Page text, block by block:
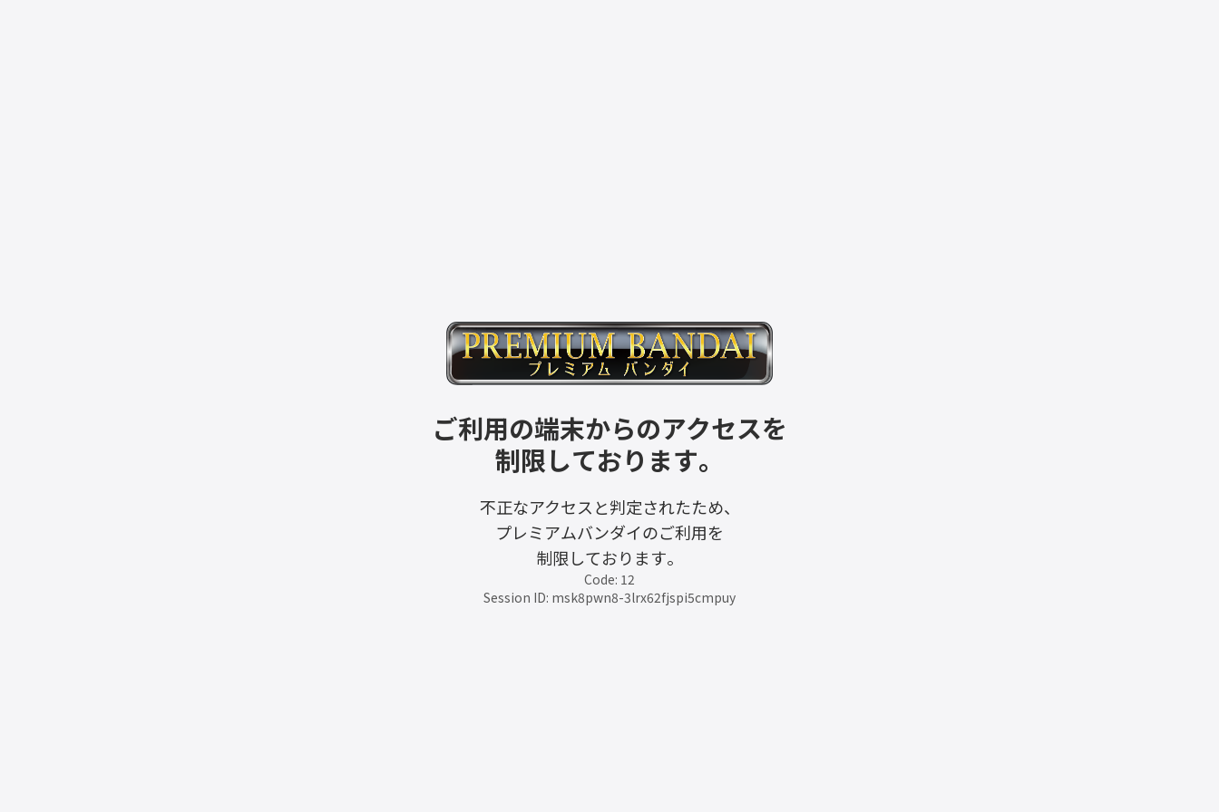
ご利用の端末からのアクセスを
制限しております。
不正なアクセスと判定されたため、
プレミアムバンダイのご利用を
制限しております。
Code: 12
Session ID: msk8pwn8-3lrx62fjspi5cmpuy